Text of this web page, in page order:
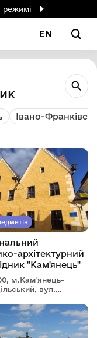
режимі
EN
Івано-
архітектурний
"Кам'янець"
м.Кам'янець-
вул.